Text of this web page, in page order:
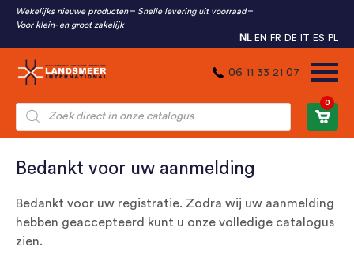
Wekelijks nieuwe producten
Snelle levering uit voorraad
Voor klein- en groot zakelijk
NL EN FR DE IT ES PL
06 11 33 21 07
Producten
zoeken
0
Bedankt voor uw aanmelding
Bedankt voor uw registratie. Zodra wij uw aanmelding
hebben geaccepteerd kunt u onze volledige catalogus
zien.